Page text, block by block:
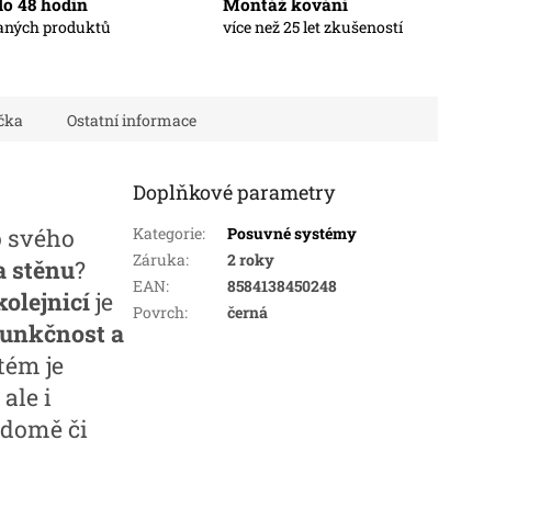
48 hodin
produktů
Montáž kování
více než 25 let zkušeností
Ostatní informace
svého
stěnu?
je
a
je
i
či
Doplňkové parametry
Kategorie:
Posuvné systémy
Záruka:
2 roky
EAN:
8584138450248
Povrch: černá